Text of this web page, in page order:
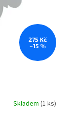
275 Kč
–15 %
Skladem (1 ks)